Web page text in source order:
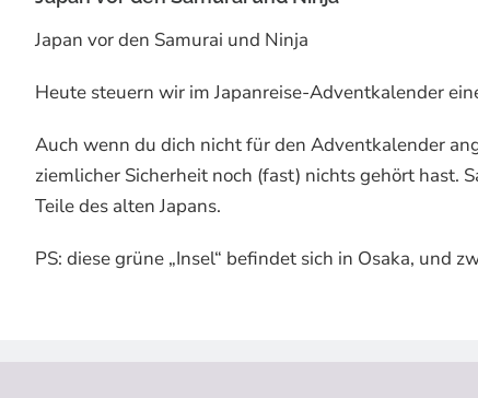
Japan vor den Samurai und Ninja
Heute steuern wir im Japanreise-Adventkalender
Auch wenn du dich nicht für den Adventkalender
ziemlicher Sicherheit noch (fast) nichts gehört hast.
Teile des alten Japans.
PS: diese grüne „Insel“ befindet sich in Osaka, und